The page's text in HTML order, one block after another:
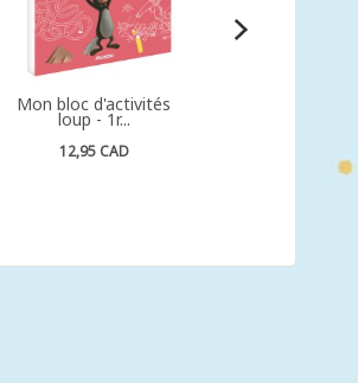
Mon bloc d'activités
loup - 1r...
12,95 CAD